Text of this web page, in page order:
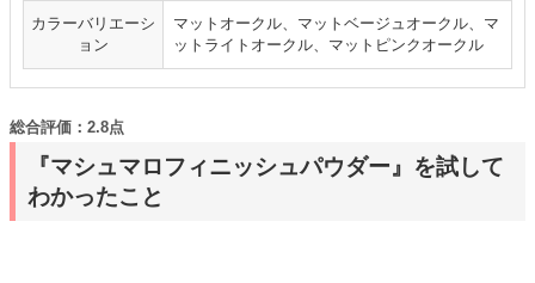
カラーバリエーシ
ョン
マットオークル、マットベージュオークル、マ
ットライトオークル、マットピンクオークル
『マシュマロフィニッシュパウダー』を試して
わかったこと
総合評価：2.8点